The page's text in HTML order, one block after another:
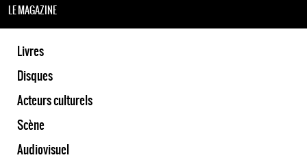
LE MAGAZINE
Livres
Disques
Acteurs culturels
Scène
Audiovisuel